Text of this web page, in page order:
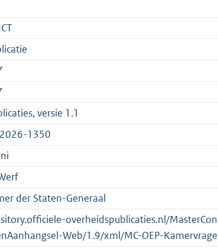
versie 1.1
1350
der Staten-Generaal
overheidspublicaties.nl/
Web/1.9/xml/MC-OEP-